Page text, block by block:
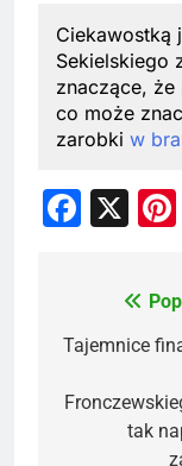
Ciekawostką
Sekielskiego
znaczące,
co może
zarobki w
X
wpisu
Tajemnice
tak